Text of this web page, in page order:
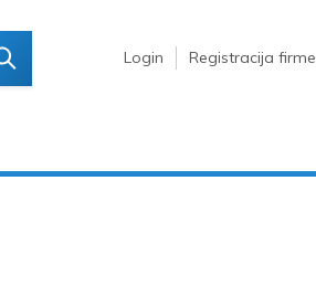
Login Registracija firme